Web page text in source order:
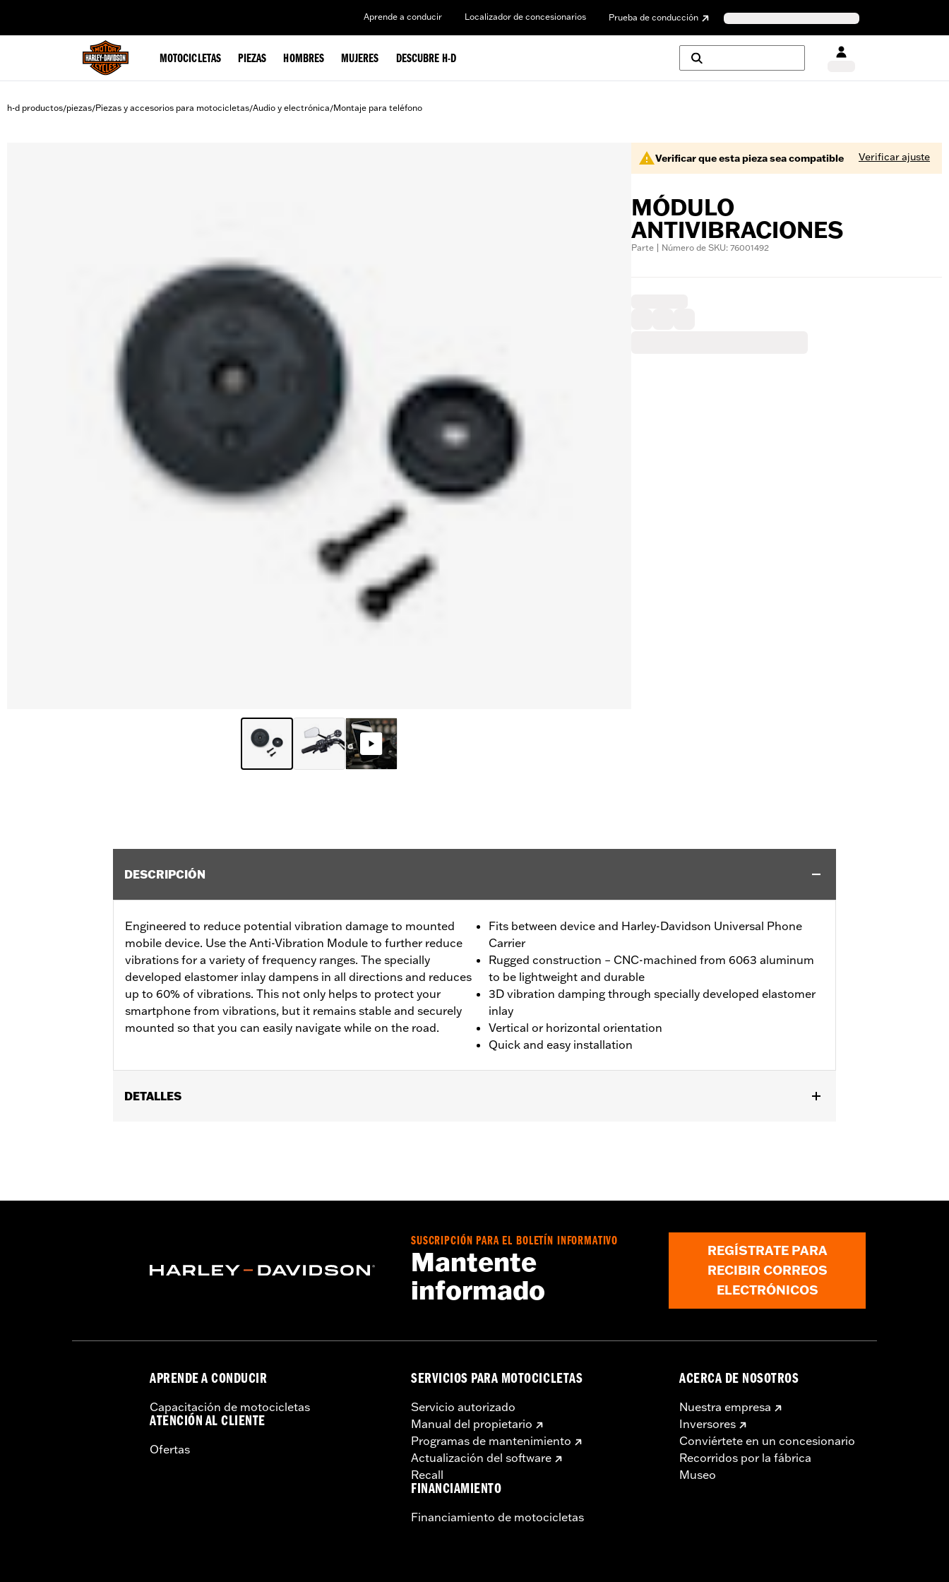
Aprende a conducir Localizador de concesionarios Prueba de conducción
MOTOCICLETAS PIEZAS HOMBRES MUJERES DESCUBRE H-D
h-d productos/piezas/Piezas y accesorios para motocicletas/Audio y electrónica/Montaje para teléfono
Verificar que esta pieza sea compatible Verificar ajuste
MÓDULO
ANTIVIBRACIONES
Parte | Número de SKU: 76001492
DESCRIPCIÓN
Engineered to reduce potential vibration damage to mounted
mobile device. Use the Anti-Vibration Module to further reduce
vibrations for a variety of frequency ranges. The specially
developed elastomer inlay dampens in all directions and reduces
up to 60% of vibrations. This not only helps to protect your
smartphone from vibrations, but it remains stable and securely
mounted so that you can easily navigate while on the road.
Fits between device and Harley-Davidson Universal Phone
Carrier
Rugged construction – CNC-machined from 6063 aluminum
to be lightweight and durable
3D vibration damping through specially developed elastomer
inlay
Vertical or horizontal orientation
Quick and easy installation
DETALLES
SUSCRIPCIÓN PARA EL BOLETÍN INFORMATIVO
Mantente
informado
REGÍSTRATE PARA
RECIBIR CORREOS
ELECTRÓNICOS
APRENDE A CONDUCIR
Capacitación de motocicletas
ATENCIÓN AL CLIENTE
Ofertas
SERVICIOS PARA MOTOCICLETAS
Servicio autorizado
Manual del propietario
Programas de mantenimiento
Actualización del software
Recall
FINANCIAMIENTO
Financiamiento de motocicletas
ACERCA DE NOSOTROS
Nuestra empresa
Inversores
Conviértete en un concesionario
Recorridos por la fábrica
Museo